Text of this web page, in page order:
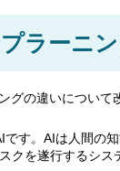
ラーニ
グの違いについて
す。AIは人間の
クを遂行するシス